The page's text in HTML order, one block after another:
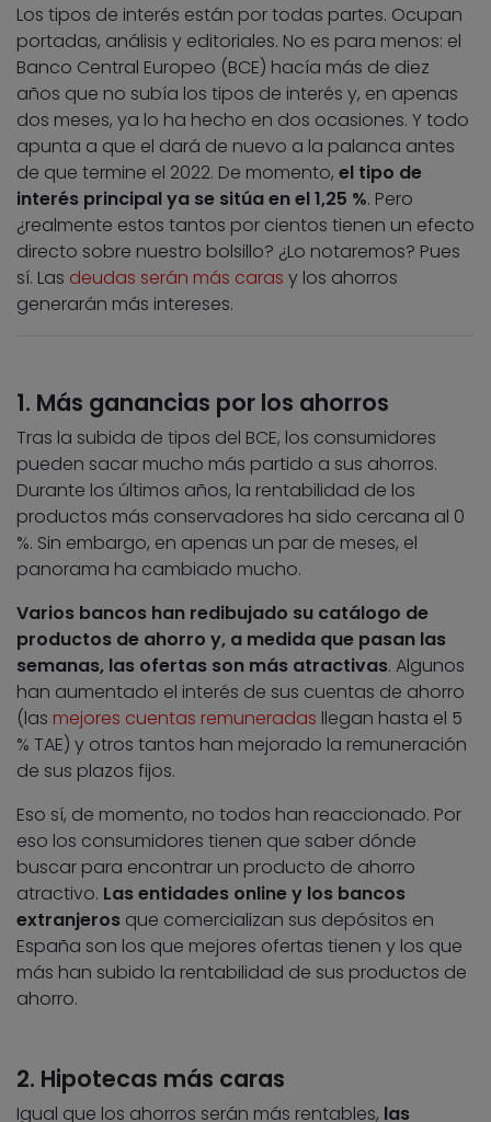
Los tipos de interés están por todas partes. Ocupan
portadas, análisis y editoriales. No es para menos: el
Banco Central Europeo (BCE) hacía más de diez
años que no subía los tipos de interés y, en apenas
dos meses, ya lo ha hecho en dos ocasiones. Y todo
apunta a que el dará de nuevo a la palanca antes
de que termine el 2022. De momento, el tipo de
interés principal ya se sitúa en el 1,25 %. Pero
¿realmente estos tantos por cientos tienen un efecto
directo sobre nuestro bolsillo? ¿Lo notaremos? Pues
sí. Las deudas serán más caras y los ahorros
generarán más intereses.
1. Más ganancias por los ahorros
Tras la subida de tipos del BCE, los consumidores
pueden sacar mucho más partido a sus ahorros.
Durante los últimos años, la rentabilidad de los
productos más conservadores ha sido cercana al 0
%. Sin embargo, en apenas un par de meses, el
panorama ha cambiado mucho.
Varios bancos han redibujado su catálogo de
productos de ahorro y, a medida que pasan las
semanas, las ofertas son más atractivas. Algunos
han aumentado el interés de sus cuentas de ahorro
(las mejores cuentas remuneradas llegan hasta el 5
% TAE) y otros tantos han mejorado la remuneración
de sus plazos fijos.
Eso sí, de momento, no todos han reaccionado. Por
eso los consumidores tienen que saber dónde
buscar para encontrar un producto de ahorro
atractivo. Las entidades online y los bancos
extranjeros que comercializan sus depósitos en
España son los que mejores ofertas tienen y los que
más han subido la rentabilidad de sus productos de
ahorro.
2. Hipotecas más caras
Igual que los ahorros serán más rentables, las